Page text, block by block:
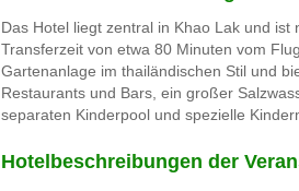
Das Hotel liegt zentral in Khao Lak und
Transferzeit von etwa 80 Minuten vom
Gartenanlage im thailändischen Stil und
Restaurants und Bars, ein großer
separaten Kinderpool und spezielle
Hotelbeschreibungen der